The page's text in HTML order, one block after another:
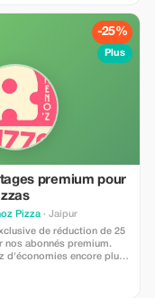
cachées, de temples
de puits à degrés et de
je propose des
en anglais et en espagnol,
une expérience
et agréable aux
internationaux.
-25%
Plus
premium pour
Pizza · Jaipur
de réduction de 25
nos abonnés premium.
d'économies encore plus